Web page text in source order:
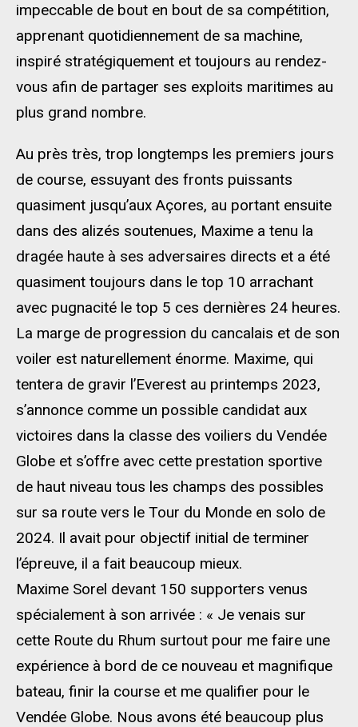
impeccable de bout en bout de sa compétition,
apprenant quotidiennement de sa machine,
inspiré stratégiquement et toujours au rendez-
vous afin de partager ses exploits maritimes au
plus grand nombre.
Au près très, trop longtemps les premiers jours
de course, essuyant des fronts puissants
quasiment jusqu’aux Açores, au portant ensuite
dans des alizés soutenues, Maxime a tenu la
dragée haute à ses adversaires directs et a été
quasiment toujours dans le top 10 arrachant
avec pugnacité le top 5 ces dernières 24 heures.
La marge de progression du cancalais et de son
voiler est naturellement énorme. Maxime, qui
tentera de gravir l’Everest au printemps 2023,
s’annonce comme un possible candidat aux
victoires dans la classe des voiliers du Vendée
Globe et s’offre avec cette prestation sportive
de haut niveau tous les champs des possibles
sur sa route vers le Tour du Monde en solo de
2024. Il avait pour objectif initial de terminer
l’épreuve, il a fait beaucoup mieux.
Maxime Sorel devant 150 supporters venus
spécialement à son arrivée : « Je venais sur
cette Route du Rhum surtout pour me faire une
expérience à bord de ce nouveau et magnifique
bateau, finir la course et me qualifier pour le
Vendée Globe. Nous avons été beaucoup plus